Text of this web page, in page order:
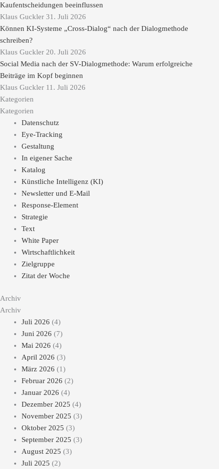
Kaufentscheidungen beeinflussen
Klaus Guckler 31. Juli 2026
Können KI-Systeme „Cross-Dialog“ nach der Dialogmethode
schreiben?
Klaus Guckler 20. Juli 2026
Social Media nach der SV-Dialogmethode: Warum erfolgreiche
Beiträge im Kopf beginnen
Klaus Guckler 11. Juli 2026
Kategorien
Kategorien
Datenschutz
Eye-Tracking
Gestaltung
In eigener Sache
Katalog
Künstliche Intelligenz (KI)
Newsletter und E-Mail
Response-Element
Strategie
Text
White Paper
Wirtschaftlichkeit
Zielgruppe
Zitat der Woche
Archiv
Archiv
Juli 2026 (4)
Juni 2026 (7)
Mai 2026 (4)
April 2026 (3)
März 2026 (1)
Februar 2026 (2)
Januar 2026 (4)
Dezember 2025 (4)
November 2025 (3)
Oktober 2025 (3)
September 2025 (3)
August 2025 (3)
Juli 2025 (2)